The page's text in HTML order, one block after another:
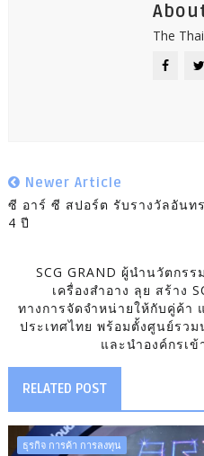
The
Newer Article
ซี อาร์ ซี สปอร์ต รับรางวัลอันท
4 ปี
SCG GRAND ผู้นำนวัตกร
เครื่องสำอาง ลุย สร้าง
ทางการจัดจำหน่ายให้กับคู่ค้า
ประเทศไทย พร้อมตั้งศูนย์รวม
และนำองค์กรเ
RELATED POST
ธุรกิจ การค้า การลงทุน